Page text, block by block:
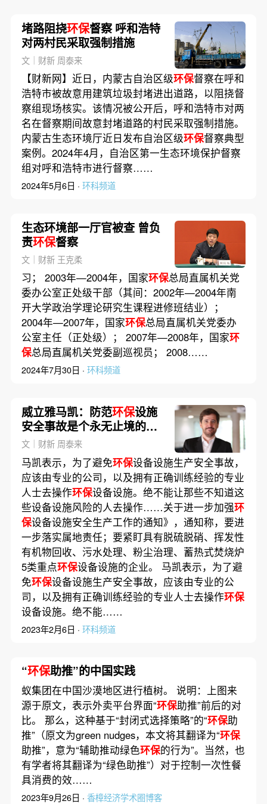
堵路阻挠环保督察 呼和浩特
对两村民采取强制措施
文｜财新 周泰来
【财新网】近日，内蒙古自治区级环保督察在呼和
浩特市被故意用建筑垃圾封堵进出道路，以阻挠督
察组现场核实。该情况被公开后，呼和浩特市对两
名在督察期间故意封堵道路的村民采取强制措施。
内蒙古生态环境厅近日发布自治区级环保督察典型
案例。2024年4月，自治区第一生态环境保护督察
组对呼和浩特市进行督察……
2024年5月6日 · 环科频道
生态环境部一厅官被查 曾负
责环保督察
文｜财新 王克柔
习； 2003年—2004年，国家环保总局直属机关党
委办公室正处级干部（其间：2002年—2004年南
开大学政治学理论研究生课程进修班结业）；
2004年—2007年，国家环保总局直属机关党委办
公室主任（正处级）； 2007年—2008年，国家环
保总局直属机关党委副巡视员； 2008……
2024年7月30日 · 环科频道
威立雅马凯：防范环保设施
安全事故是个永无止境的过
程
文｜财新 周泰来
马凯表示，为了避免环保设备设施生产安全事故，
应该由专业的公司，以及拥有正确训练经验的专业
人士去操作环保设备设施。绝不能让那些不知道这
些设备设施风险的人去操作……关于进一步加强环
保设备设施安全生产工作的通知》，通知称，要进
一步落实属地责任；要紧盯具有脱硫脱硝、挥发性
有机物回收、污水处理、粉尘治理、蓄热式焚烧炉
5类重点环保设备设施的企业。 马凯表示，为了避
免环保设备设施生产安全事故，应该由专业的公
司，以及拥有正确训练经验的专业人士去操作环保
设备设施。绝不能……
2023年2月6日 · 环科频道
“环保助推”的中国实践
蚁集团在中国沙漠地区进行植树。 说明：上图来
源于原文，表示外卖平台界面“环保助推”前后的对
比。 那么，这种基于“封闭式选择策略”的“环保助
推”（原文为green nudges，本文将其翻译为“环保
助推”，意为“辅助推动绿色环保的行为”。当然，也
有学者将其翻译为“绿色助推”）对于控制一次性餐
具消费的效……
2023年9月26日 · 香樟经济学术圈博客